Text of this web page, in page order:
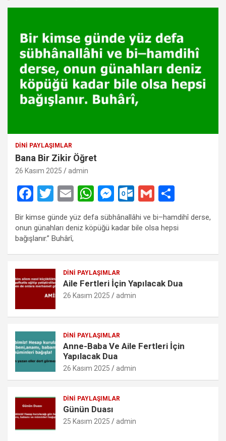
DINI PAYLAŞIMLAR
Bana Bir Zikir Öğret
26 Kasım 2025 admin
F
ce
b
o
o
k
T
wi
tt
er
E
m
ail
W
h
at
A
p
p
M
es
se
g
er
O
ut
lo
k.
o
G
m
ail
h
ar
Bir kimse günde yüz defa sübhânallâhi ve bi–hamdihî derse,
onun günahları deniz köpüğü kadar bile olsa hepsi
bağışlanır.” Buhârî,
DINI PAYLAŞIMLAR
Aile Fertleri İçin Yapılacak Dua
26 Kasım 2025 admin
DINI PAYLAŞIMLAR
Anne-Baba Ve Aile Fertleri İçin
Yapılacak Dua
26 Kasım 2025 admin
DINI PAYLAŞIMLAR
Günün Duası
25 Kasım 2025 admin